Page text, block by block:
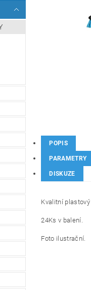
POPIS
PARAMETRY
DISKUZE
Kvalitní
24Ks v balení.
Foto ilustrační.